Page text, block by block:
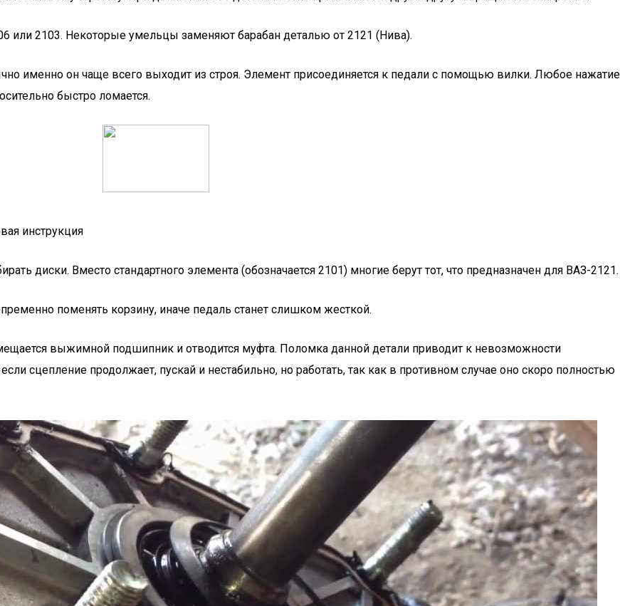
или 2103. Некоторые умельцы заменяют барабан деталью от 2121 (Нива).
именно он чаще всего выходит из строя. Элемент присоединяется к педали с помощью вилки. Любое нажатие
быстро ломается.
инструкция
диски. Вместо стандартного элемента (обозначается 2101) многие берут тот, что предназначен для ВАЗ-2121.
поменять корзину, иначе педаль станет слишком жесткой.
выжимной подшипник и отводится муфта. Поломка данной детали приводит к невозможности
сцепление продолжает, пускай и нестабильно, но работать, так как в противном случае оно скоро полностью